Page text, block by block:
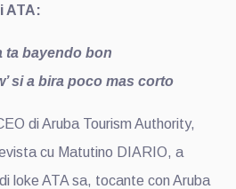
ATA:
ta bayendo bon
si a bira poco mas corto
di Aruba Tourism Authority,
cu Matutino DIARIO, a
loke ATA sa, tocante con Aruba